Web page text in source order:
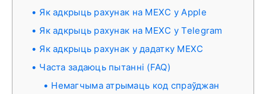
Як адкрыць рахунак на MEXC у Apple
Як адкрыць рахунак на MEXC у Telegram
Як адкрыць рахунак у дадатку MEXC
Часта задаюць пытанні (FAQ)
Немагчыма атрымаць код спраўджан